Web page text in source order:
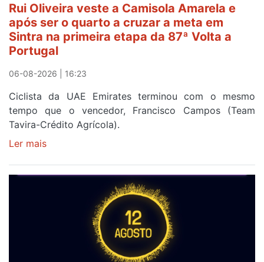
Rui Oliveira veste a Camisola Amarela e
após ser o quarto a cruzar a meta em
Sintra na primeira etapa da 87ª Volta a
Portugal
06-08-2026 | 16:23
Ciclista da UAE Emirates terminou com o mesmo
tempo que o vencedor, Francisco Campos (Team
Tavira-Crédito Agrícola).
Ler mais